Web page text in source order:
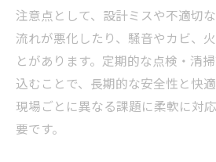
注意点として、設計ミスや不適切
流れが悪化したり、騒音やカビ、
とがあります。定期的な点検・清
込むことで、長期的な安全性と快
現場ごとに異なる課題に柔軟に対
要です。